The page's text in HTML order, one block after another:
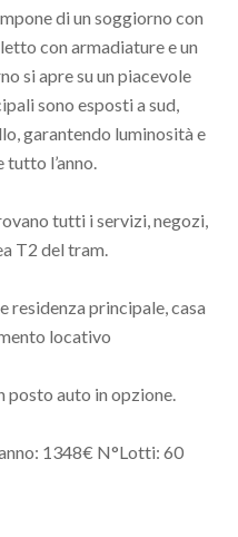
di un soggiorno con
con armadiature e un
si apre su un piacevole
sono esposti a sud,
garantendo luminosità e
tutto l’anno.
tutti i servizi, negozi,
T2 del tram.
residenza principale, casa
locativo
posto auto in opzione.
1348€ N°Lotti: 60